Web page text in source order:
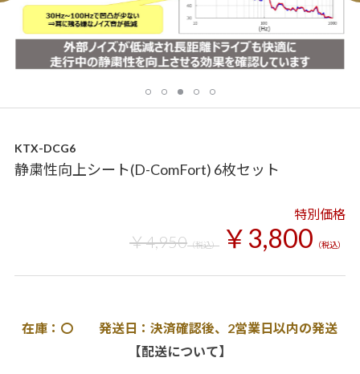
KTX-DCG6
静粛性向上シート(D-ComFort) 6枚セット
特別価格
￥4,950（税込） ￥3,800 （税込）
在庫：〇 発送日：決済確認後、2営業日以内の発送
【配送について】